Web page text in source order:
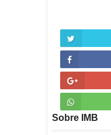
Sobre IMB